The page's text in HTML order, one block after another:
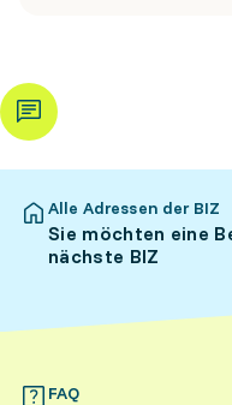
Alle Adressen der BIZ
Sie möchten eine
nächste BIZ
FAQ